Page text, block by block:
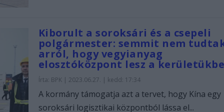
Kiborult a soroksári és a csepeli
polgármester: semmit nem
arról, hogy vegyianyag
elosztóközpont lesz a
Írta: BPK| 2023.06.27. | kedd: 17:34
A kormány támogatja azt a tervet, hogy Kína egy
soroksári logisztikai központból lássa el...